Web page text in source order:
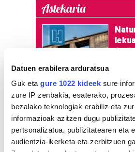
Datuen erabilera arduratsua
Guk eta gure 1022 kideek sure
zure IP zenbakia, esaterako,
bezalako teknologiak erabiliz eta
informazioak azitzen dugu
pertsonalizatua, publizitatearen eta
audientzia-ikerketa eta zerbitzuen
Astekaria
Azken egunetako